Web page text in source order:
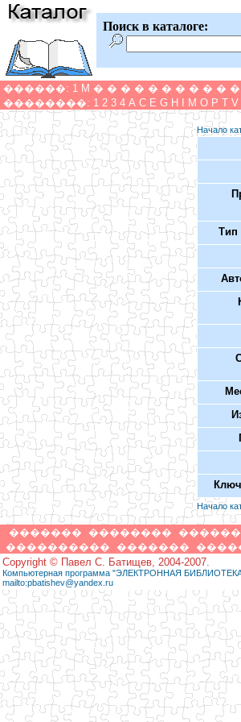
Поиск в каталоге:
������: 1 M � � � � � � � � � � �
��������: 1 2 3 4 A C E G H M O P T V
Начало
Тип
Начало
������� ��������
���������� �������
Copyright © Павел С. Батищев, 2004-2007.
Компьютерная программа "ЭЛЕКТРОННАЯ
mailto:pbatishev@yandex.ru